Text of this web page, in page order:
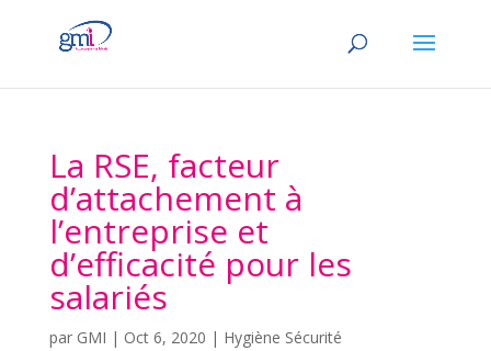
La RSE, facteur
d’attachement à
l’entreprise et
d’efficacité pour les
salariés
par GMI | Oct 6, 2020 | Hygiène Sécurité